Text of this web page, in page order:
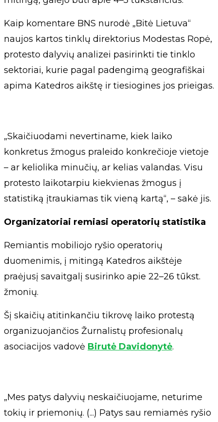
Kaip komentare BNS nurodė „Bitė Lietuva“
naujos kartos tinklų direktorius Modestas Ropė,
protesto dalyvių analizei pasirinkti tie tinklo
sektoriai, kurie pagal padengimą geografiškai
apima Katedros aikštę ir tiesiogines jos prieigas.
„Skaičiuodami nevertiname, kiek laiko
konkretus žmogus praleido konkrečioje vietoje
– ar keliolika minučių, ar kelias valandas. Visu
protesto laikotarpiu kiekvienas žmogus į
statistiką įtraukiamas tik vieną kartą“, – sakė jis.
Organizatoriai remiasi operatorių statistika
Remiantis mobiliojo ryšio operatorių
duomenimis, į mitingą Katedros aikštėje
praėjusį savaitgalį susirinko apie 22–26 tūkst.
žmonių.
Šį skaičių atitinkančiu tikrovę laiko protestą
organizuojančios Žurnalistų profesionalų
asociacijos vadovė Birutė Davidonytė.
„Mes patys dalyvių neskaičiuojame, neturime
tokių ir priemonių. (...) Patys sau remiamės ryšio